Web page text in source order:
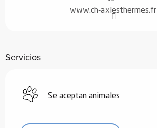
www.ch-axlesthermes.fr
Servicios
Se aceptan animales